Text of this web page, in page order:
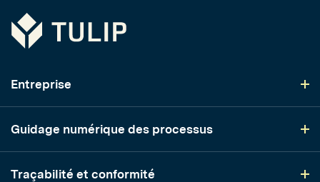
Tulip
Entreprise
Guidage numérique des processus
Traçabilité et conformité